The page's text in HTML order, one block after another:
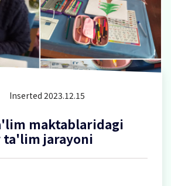
Inserted 2023.12.15
maktablaridagi
jarayoni